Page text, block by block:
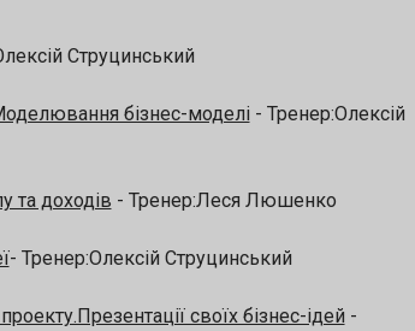
Струцинський
бізнес-моделі- Тренер:Олексій
та доходів - Тренер:Леся Люшенко
- Тренер:Олексій Струцинський
своїх бізнес-ідей -